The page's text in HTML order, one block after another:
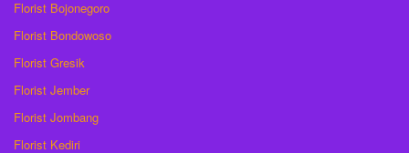
Florist Bojonegoro
Florist Bondowoso
Florist Gresik
Florist Jember
Florist Jombang
Florist Kediri